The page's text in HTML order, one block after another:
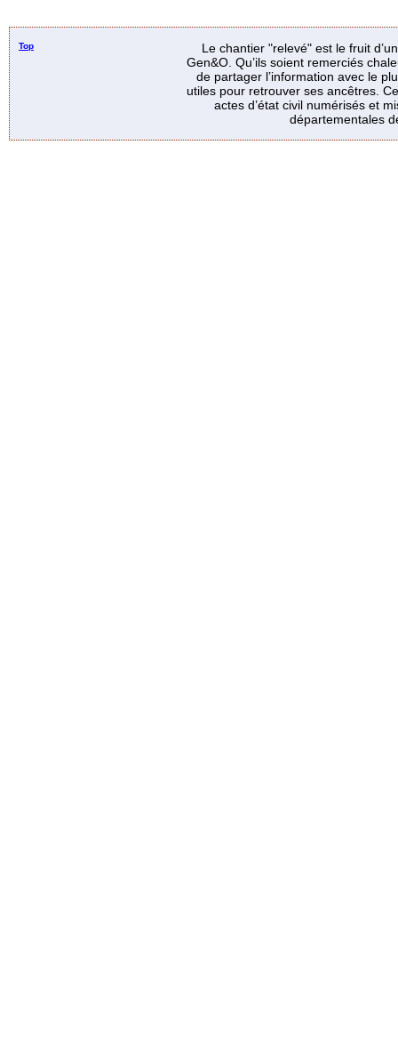
Top
Le chantier "relevé" est le fruit
Gen&O. Qu’ils soient remerciés
de partager l’information avec le
utiles pour retrouver ses ancêtres.
actes d’état civil numérisés et
départementales